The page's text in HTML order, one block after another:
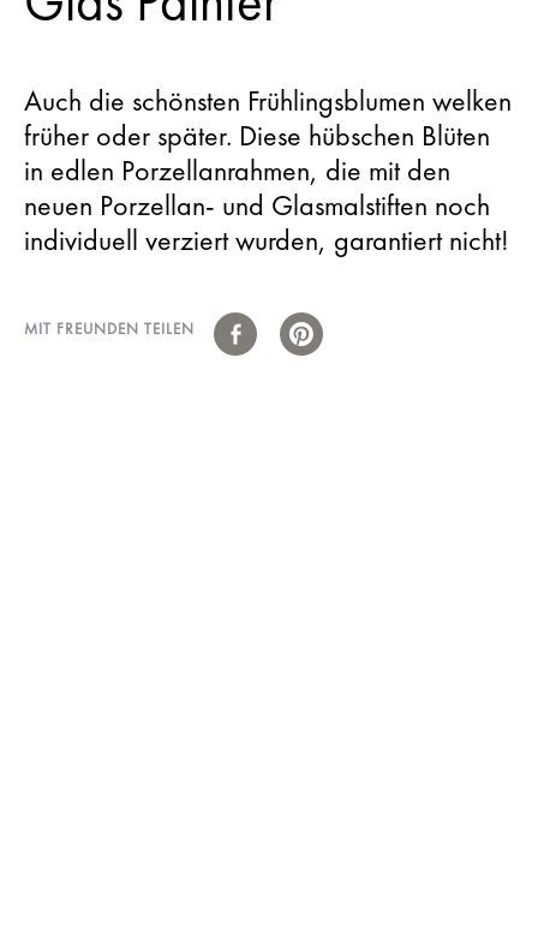
Auch die schönsten Frühlingsblumen welken
früher oder später. Diese hübschen Blüten
in edlen Porzellanrahmen, die mit den
neuen Porzellan- und Glasmalstiften noch
individuell verziert wurden, garantiert nicht!
MIT FREUNDEN TEILEN